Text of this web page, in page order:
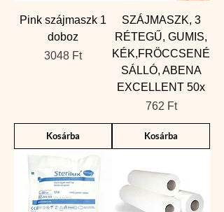
Pink szájmaszk 1
doboz
Ár
3048 Ft
Kosárba
SZÁJMASZK, 3
RÉTEGŰ, GUMIS,
KÉK,FRÖCCSENÉ
SÁLLÓ, ABENA
EXCELLENT 50x
Ár
762 Ft
Kosárba